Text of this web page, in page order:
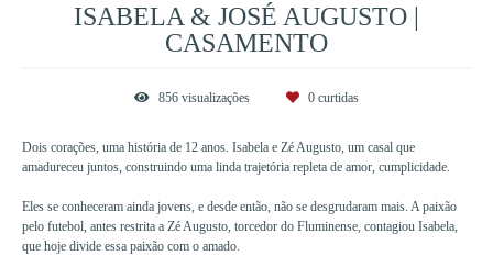
ISABELA & JOSÉ AUGUSTO |
CASAMENTO
856 visualizações 0 curtidas
Dois corações, uma história de 12 anos. Isabela e Zé Augusto, um casal que
amadureceu juntos, construindo uma linda trajetória repleta de amor, cumplicidade.
Eles se conheceram ainda jovens, e desde então, não se desgrudaram mais. A paixão
pelo futebol, antes restrita a Zé Augusto, torcedor do Fluminense, contagiou Isabela,
que hoje divide essa paixão com o amado.